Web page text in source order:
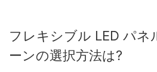
フレキシブル LED パネ
ーンの選択方法は?